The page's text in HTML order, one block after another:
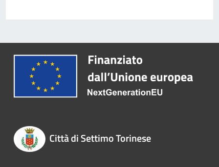
Città di Settimo Torinese